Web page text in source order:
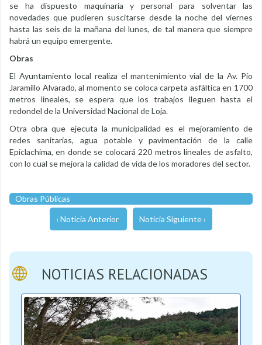
se ha dispuesto maquinaria y personal para solventar las
novedades que pudieren suscitarse desde la noche del viernes
hasta las seis de la mañana del lunes, de tal manera que siempre
habrá un equipo emergente.
Obras
El Ayuntamiento local realiza el mantenimiento vial de la Av. Pío
Jaramillo Alvarado, al momento se coloca carpeta asfáltica en 1700
metros lineales, se espera que los trabajos lleguen hasta el
redondel de la Universidad Nacional de Loja.
Otra obra que ejecuta la municipalidad es el mejoramiento de
redes sanitarias, agua potable y pavimentación de la calle
Epiclachima, en donde se colocará 220 metros lineales de asfalto,
con lo cual se mejora la calidad de vida de los moradores del sector.
Obras Públicas
‹ Noticia Anterior Noticia Siguiente ›
NOTICIAS RELACIONADAS